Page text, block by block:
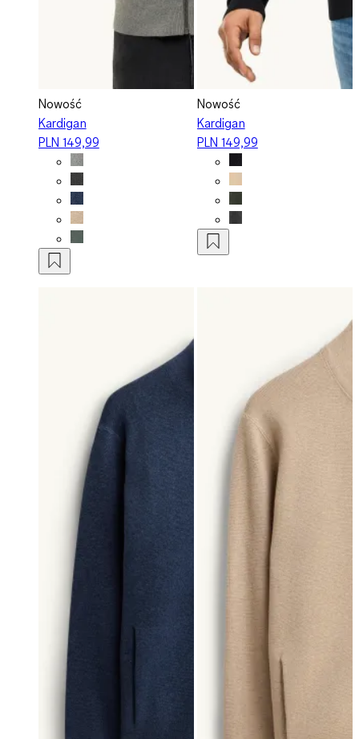
Nowość
Kardigan
PLN 149,99
Nowość
Kardigan
PLN 149,99